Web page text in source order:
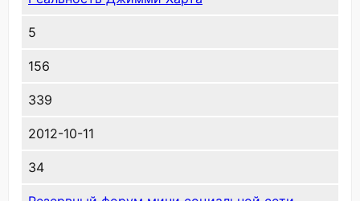
5
156
339
2012-10-11
34